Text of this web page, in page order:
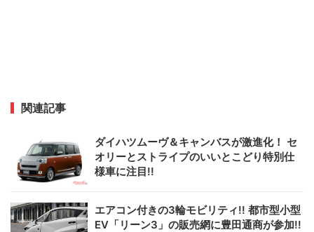
関連記事
ダイハツムーヴ＆キャンバスが激進化！ セ
オリーとストライプのいいとこどり特別仕
様車に注目!!
エアコン付きの3輪モビリティ!! 都市型小型
EV「リーン3」の販売網に豊田通商が参加!!